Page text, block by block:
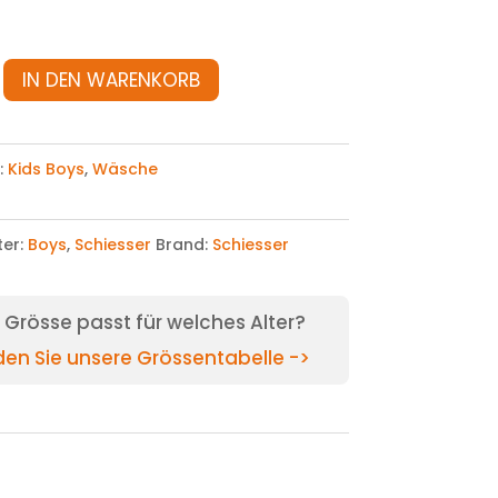
IN DEN WARENKORB
Kids Boys, Wäsche
Boys, Schiesser Brand: Schiesser
passt für welches Alter?
Sie unsere Grössentabelle ->